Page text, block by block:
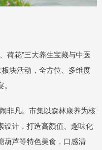
荷花”三大养生宝藏与中医
块活动，全方位、多维度
非凡。市集以森林康养为核
设计，打造高颜值、趣味化
葫芦等特色美食，口感清